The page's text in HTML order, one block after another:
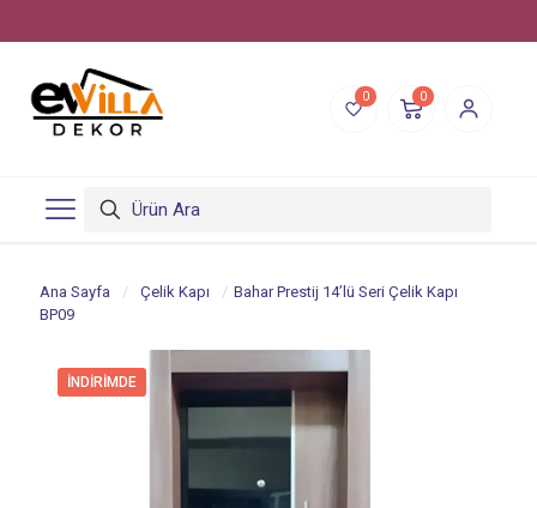
0 0
Ana Sayfa / Çelik Kapı / Bahar Prestij 14’lü Seri Çelik Kapı
BP09
İNDIRIMDE